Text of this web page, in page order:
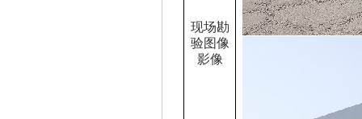
现场勘
验图像
影像